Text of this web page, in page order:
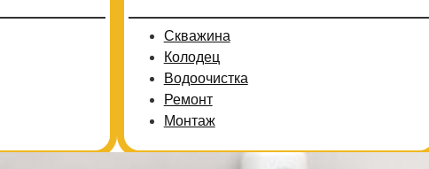
Скважина
Колодец
Водоочистка
Ремонт
Монтаж